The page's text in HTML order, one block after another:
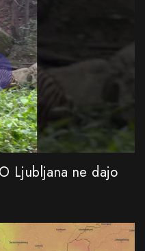
Ljubljana ne dajo